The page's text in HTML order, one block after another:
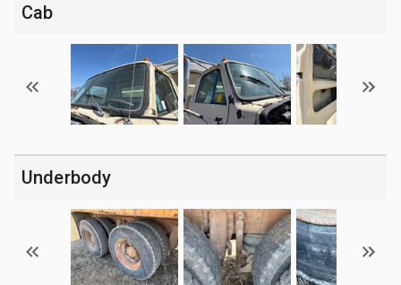
Cab
Underbody